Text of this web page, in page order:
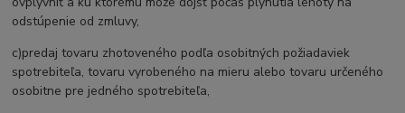
odstúpenie od zmluvy,
c)predaj tovaru zhotoveného podľa osobitných požiadaviek
spotrebiteľa, tovaru vyrobeného na mieru alebo tovaru určeného
osobitne pre jedného spotrebiteľa,